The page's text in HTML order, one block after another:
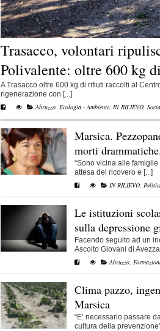
Trasacco, volontari
Polivalente: oltre 600 kg
A Trasacco oltre 600 kg di rifiuti raccolti al
rigenerazione con [...]
Abruzzo, Ecologia - Ambiente, IN RILIEVO,
Marsica.
morti
“Sono vicina alle
attesa del ricovero e [...]
IN RILIEVO,
Le istituzioni
sulla depressione
Facendo seguito ad un
Ascolto Giovani di
Abruzzo
Clima pazzo,
Marsica
“E’ necessario passare
cultura della